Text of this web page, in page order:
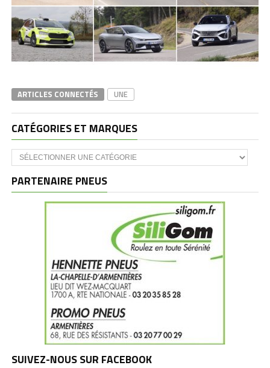
ARTICLES CONNECTÉS UNE
CATÉGORIES ET MARQUES
Catégories
et
PARTENAIRE PNEUS
SUIVEZ-NOUS SUR FACEBOOK